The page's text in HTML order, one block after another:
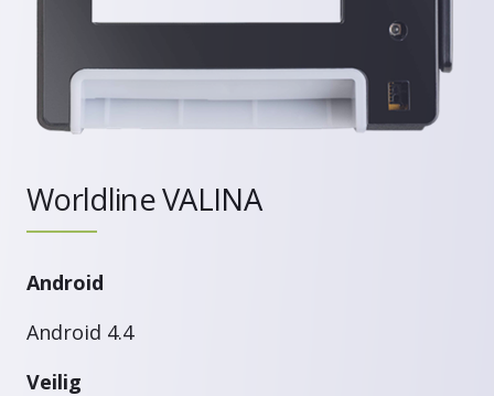
Worldline VALINA
Android
Android 4.4
Veilig